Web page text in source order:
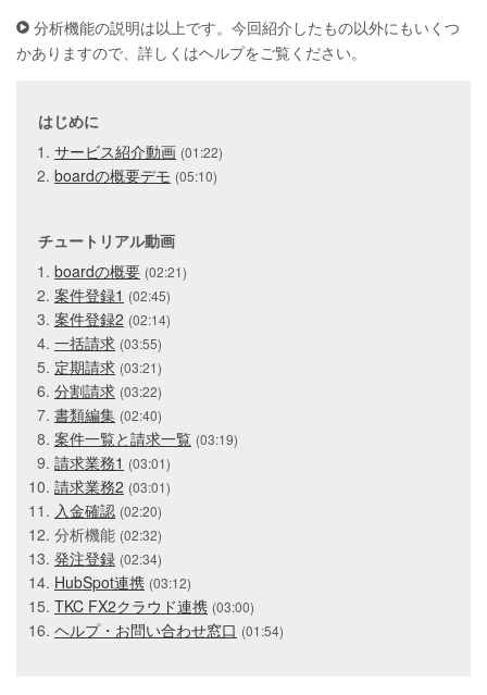
分析機能の説明は以上です。今回紹介したもの以外にもいくつ
かありますので、詳しくはヘルプをご覧ください。
はじめに
サービス紹介動画 (01:22)
boardの概要デモ (05:10)
チュートリアル動画
boardの概要 (02:21)
案件登録1 (02:45)
案件登録2 (02:14)
一括請求 (03:55)
定期請求 (03:21)
分割請求 (03:22)
書類編集 (02:40)
案件一覧と請求一覧 (03:19)
請求業務1 (03:01)
請求業務2 (03:01)
入金確認 (02:20)
分析機能 (02:32)
発注登録 (02:34)
HubSpot連携 (03:12)
TKC FX2クラウド連携 (03:00)
ヘルプ・お問い合わせ窓口 (01:54)